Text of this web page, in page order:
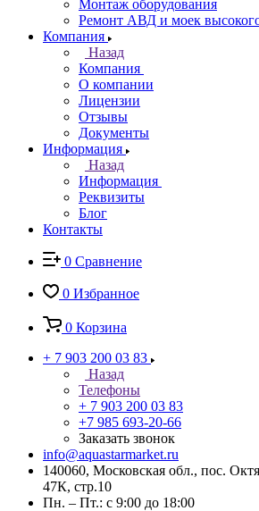
Монтаж оборудования
Ремонт АВД и моек
Компания
Назад
Компания
О компании
Лицензии
Отзывы
Документы
Информация
Назад
Информация
Реквизиты
Блог
Контакты
0 Сравнение
0 Избранное
0 Корзина
+ 7 903 200 03 83
Назад
Телефоны
+ 7 903 200 03 83
+7 985 693-20-66
Заказать звонок
info@aquastarmarket.ru
140060, Московская обл., пос.
47К, стр.10
Пн. – Пт.: с 9:00 до 18:00